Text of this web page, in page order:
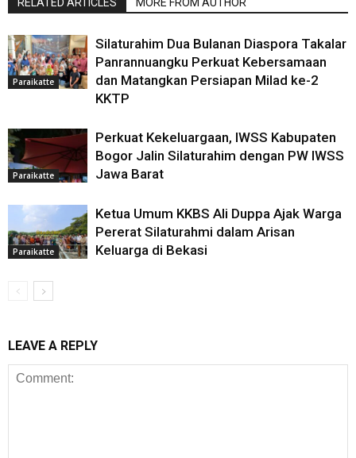
Paraikatte
Silaturahim Dua Bulanan Diaspora Takalar
Panrannuangku Perkuat Kebersamaan
dan Matangkan Persiapan Milad ke-2
KKTP
Paraikatte
Perkuat Kekeluargaan, IWSS Kabupaten
Bogor Jalin Silaturahim dengan PW IWSS
Jawa Barat
Paraikatte
Ketua Umum KKBS Ali Duppa Ajak Warga
Pererat Silaturahmi dalam Arisan
Keluarga di Bekasi
LEAVE A REPLY